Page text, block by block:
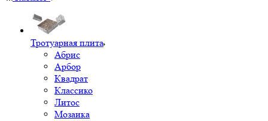
Тротуарная плита
Абрис
Арбор
Квадрат
Классико
Литос
Мозаика